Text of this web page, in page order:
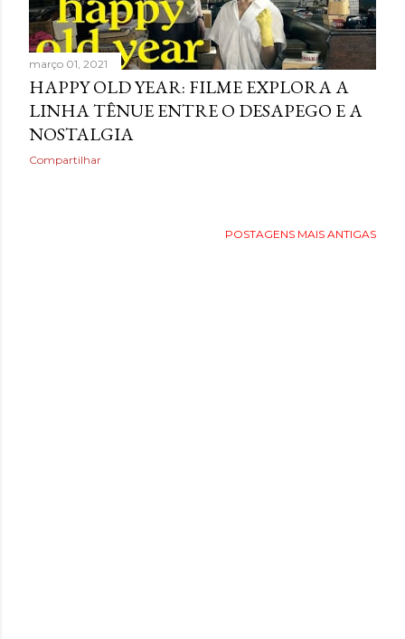
março 01, 2021
HAPPY OLD YEAR: FILME EXPLORA A
LINHA TÊNUE ENTRE O DESAPEGO E A
NOSTALGIA
Compartilhar
POSTAGENS MAIS ANTIGAS